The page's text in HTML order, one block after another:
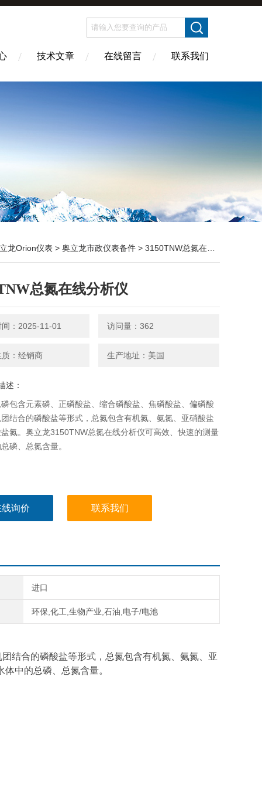
技术文章 在线留言 联系我们
龙Orion仪表 > 奥立龙市政仪表备件 > 3150TNW总氮在线分析仪
总氮在线分析仪
：2025-11-01 访问量：362
：经销商 生产地址：美国
述：
包含元素磷、正磷酸盐、缩合磷酸盐、焦磷酸盐、偏磷酸
结合的磷酸盐等形式，总氮包含有机氮、氨氮、亚硝酸盐
氮。奥立龙3150TNW总氮在线分析仪可高效、快速的测量
磷、总氮含量。
询价 联系我们
进口
环保,化工,生物产业,石油,电子/电池
结合的磷酸盐等形式，总氮包含有机氮、氨氮、亚
中的总磷、总氮含量。